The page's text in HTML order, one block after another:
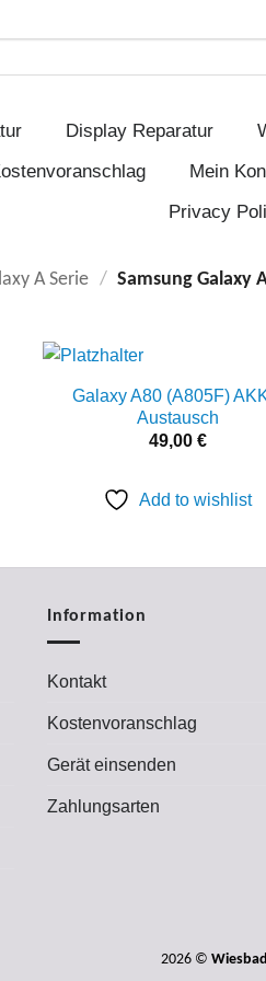
Display Reparatur
Mein
Privacy
A Serie / Samsung Galaxy
Galaxy A80 (A805F)
Austausch
49,00 €
Add to wishlist
Information
Kontakt
Kostenvoranschlag
Gerät einsenden
Zahlungsarten
2026 ©